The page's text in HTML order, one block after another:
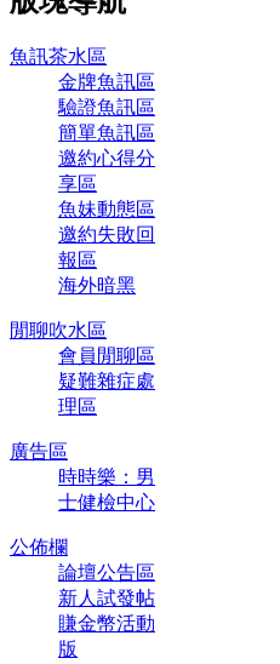
魚訊茶水區
金牌魚訊區
驗證魚訊區
簡單魚訊區
邀約心得分
享區
魚妹動態區
邀約失敗回
報區
海外暗黑
閒聊吹水區
會員閒聊區
疑難雜症處
理區
廣告區
時時樂：男
士健檢中心
公佈欄
論壇公告區
新人試發帖
賺金幣活動
版